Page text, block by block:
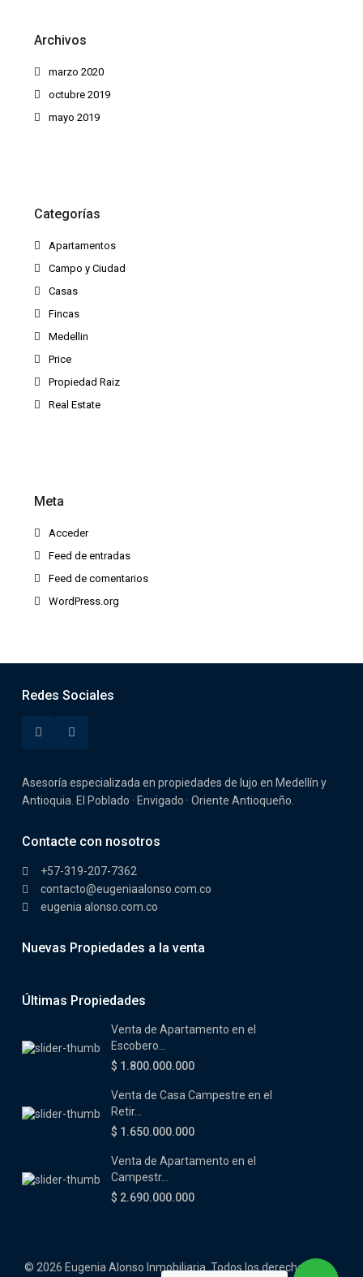
Archivos
marzo 2020
octubre 2019
mayo 2019
Categorías
Apartamentos
Campo y Ciudad
Casas
Fincas
Medellin
Price
Propiedad Raiz
Real Estate
Meta
Acceder
Feed de entradas
Feed de comentarios
WordPress.org
Redes Sociales
Asesoría especializada en propiedades de lujo en Medellín y
Antioquia. El Poblado · Envigado · Oriente Antioqueño.
Contacte con nosotros
+57-319-207-7362
contacto@eugeniaalonso.com.co
eugenia alonso.com.co
Nuevas Propiedades a la venta
Últimas Propiedades
Venta de Apartamento en el
Escobero...
$ 1.800.000.000
Venta de Casa Campestre en el
Retir...
$ 1.650.000.000
Venta de Apartamento en el
Campestr...
$ 2.690.000.000
© 2026 Eugenia Alonso Inmobiliaria. Todos los derechos